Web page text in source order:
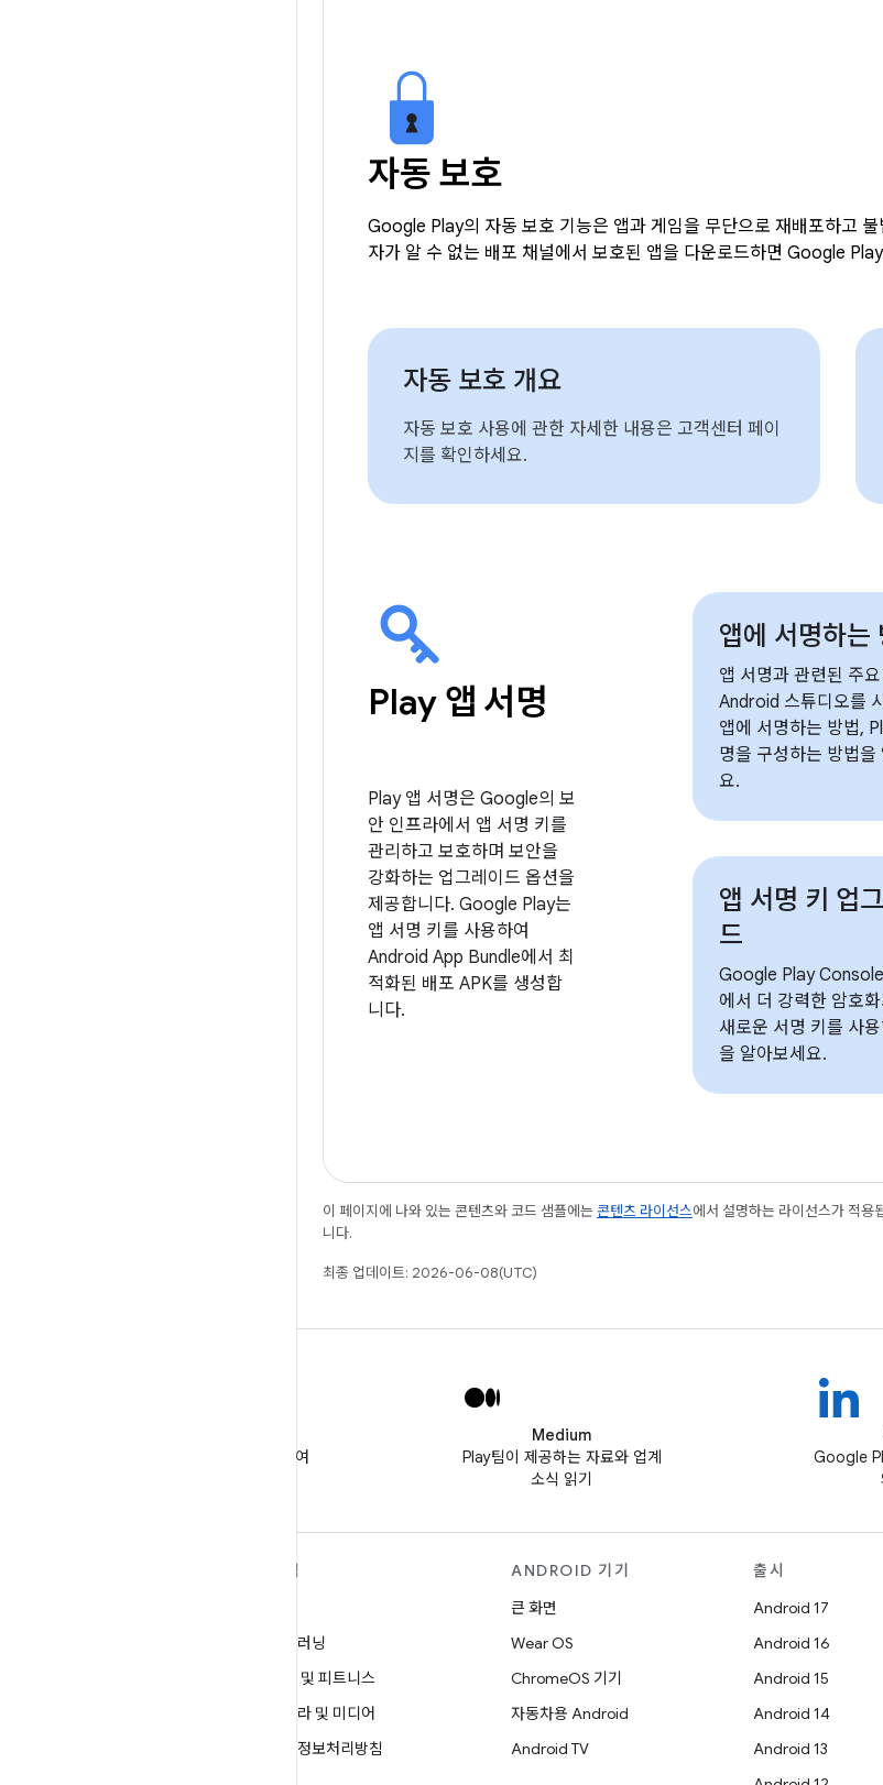
자동 보호
Google Play의 자동 보호 기능은 앱과 게임을 무단으로 재배포하고
자가 알 수 없는 배포 채널에서 보호된 앱을 다운로드하면 Google
자동 보호 개요
자동 보호 사용에 관한 자세한 내용은 고객센터 페이
지를 확인하세요.
Play 앱 서명
Play 앱 서명은 Google의 보
안 인프라에서 앱 서명 키를
관리하고 보호하며 보안을
강화하는 업그레이드 옵션을
제공합니다. Google Play는
앱 서명 키를 사용하여
Android App Bundle에서 최
적화된 배포 APK를 생성합
니다.
앱에 서명하는
앱 서명과 관련된 주
Android 스튜디오를
앱에 서명하는 방법,
명을 구성하는 방법을
요.
앱 서명 키 업
드
Google Play
에서 더 강력한 암호
새로운 서명 키를 사
을 알아보세요.
이 페이지에 나와 있는 콘텐츠와 코드 샘플에는 콘텐츠 라이선스에서 설명하는 라이선스가 적
니다.
최종 업데이트: 2026-06-08(UTC)
@GooglePlayBiz를 팔로우하여
Medium
Play팀이 제공하는 자료와 업계
소식 읽기
Google
탐색
머신러닝
건강 및 피트니스
카메라 및 미디어
개인정보처리방침
ANDROID 기기
큰 화면
Wear OS
ChromeOS 기기
자동차용 Android
Android TV
출시
Android 17
Android 16
Android 15
Android 14
Android 13